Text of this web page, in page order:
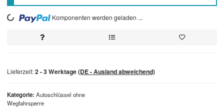
Kategorie Autoschlüssel ohne
Wegfahrsperre
Loading... Komponenten werden geladen ...
Lieferzeit:2 - 3 Werktage(DE - Ausland abweichend)